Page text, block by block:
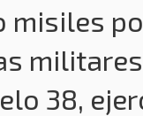
misiles
militares
38,